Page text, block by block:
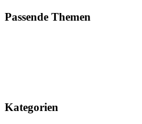
Passende Themen
Kategorien